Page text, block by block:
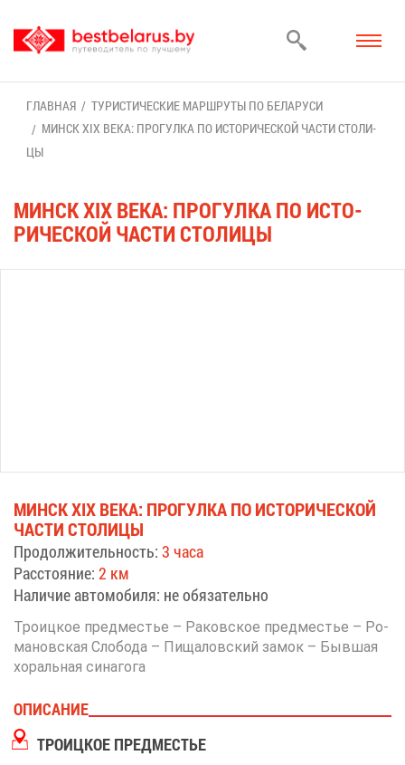
ГЛАВ­НАЯ
ТУ­РИ­СТИ­ЧЕ­СКИЕ МАРШ­РУ­ТЫ ПО БЕ­ЛА­РУ­СИ
МИНСК XIX ВЕ­КА: ПРО­ГУЛ­КА ПО ИС­ТО­РИ­ЧЕ­СКОЙ ЧА­СТИ СТО­ЛИ­
ЦЫ
МИНСК XIX ВЕ­КА: ПРО­ГУЛ­КА ПО ИС­ТО­
РИ­ЧЕ­СКОЙ ЧА­СТИ СТО­ЛИ­ЦЫ
МИНСК XIX ВЕ­КА: ПРО­ГУЛ­КА ПО ИС­ТО­РИ­ЧЕ­СКОЙ
ЧА­СТИ СТО­ЛИ­ЦЫ
Про­дол­жи­тель­ность: 3 ча­са
Рас­сто­я­ние: 2 км
На­ли­чие ав­то­мо­би­ля: не обя­за­тель­но
Тро­иц­кое пред­ме­стье – Ра­ков­ское пред­ме­стье – Ро­
ма­нов­ская Сло­бо­да – Пи­ща­лов­ский за­мок – Быв­шая
хо­раль­ная си­на­го­га
ОПИ­СА­НИЕ
ТРО­ИЦ­КОЕ ПРЕД­МЕ­СТЬЕ